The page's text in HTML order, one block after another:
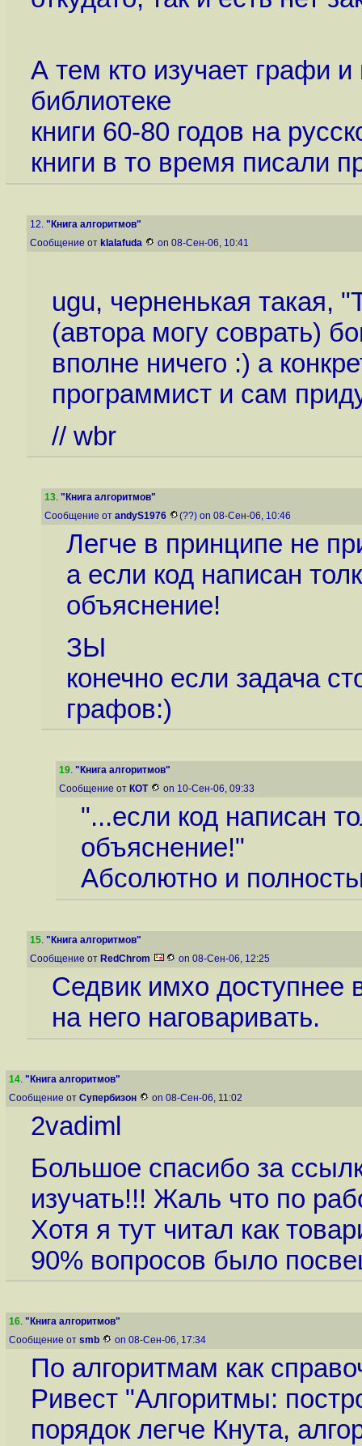
А тем кто изучает графи
библиотеке
книги 60-80 годов на
книги в то время писали
12. "Книга алгоритмов"
Сообщение от klalafuda on 08-Сен-06, 10:41
ugu, черненькая такая,
(автора могу соврать)
вполне ничего :) а
программист и сам
// wbr
13. "Книга алгоритмов"
Сообщение от andyS1976 (??) on 08-Сен-06, 10:46
Легче в принципе не
а если код написан
объяснение!
ЗЫ
конечно если задача
графов:)
19. "Книга алгоритмов"
Сообщение от КОТ on 10-Сен-06, 09:33
"...если код написан
объяснение!"
Абсолютно и
15. "Книга алгоритмов"
Сообщение от RedChrom on 08-Сен-06, 12:25
Седвик имхо доступнее
на него наговаривать.
14. "Книга алгоритмов"
Сообщение от Супербизон on 08-Сен-06, 11:02
2vadiml
Большое спасибо за
изучать!!! Жаль что по
Хотя я тут читал как
90% вопросов было
16. "Книга алгоритмов"
Сообщение от smb on 08-Сен-06, 17:34
По алгоритмам как
Ривест "Алгоритмы:
порядок легче Кнута,